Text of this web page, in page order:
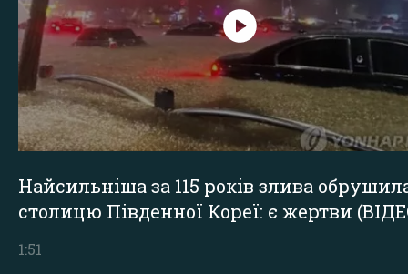
Найсильніша за 115 років злива
столицю Південної Кореї: є жертви
1:51